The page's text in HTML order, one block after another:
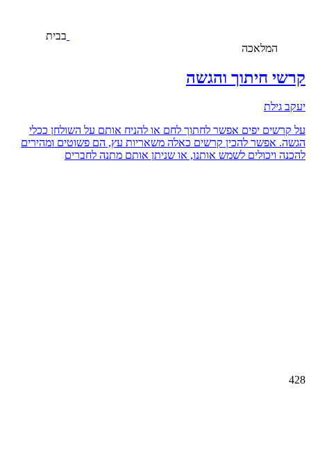
בבית
המלאכה
קרשי חיתוך והגשה
יעקב גילת
על קרשים יפים אפשר לחתוך לחם או להניח אותם על השולחן ככלי
הגשה. אפשר להכין קרשים כאלה משאריות עץ, הם פשוטים ומהירים
להכנה ויכולים לשמש אותנו, או שניתן אותם מתנה לחברים
428